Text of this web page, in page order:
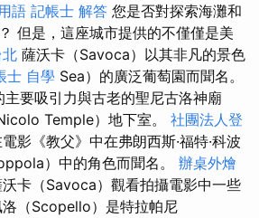
語 記帳士 解答 您是否對探索海灘和
但是，這座城市提供的不僅僅是美
薩沃卡（Savoca）以其非凡的景色
士 自學 Sea）的廣泛葡萄園而聞名。
要吸引力與古老的聖尼古洛神廟
Temple）地下室。 社團法人登
影《教父》中在弗朗西斯·福特·科波
）中的角色而聞名。 辦桌外燴
卡（Savoca）觀看拍攝電影中一些
（Scopello）是特拉帕尼